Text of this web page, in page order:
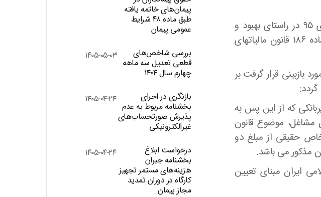
پیرو بخشنامه های شماره ۲۰۰/۴۱۶۷ مورخ ۱ خرداد ۹۱ و شماره ۲۰۰/۹۵/۶۵ مورخ ۱ دی ۹۵ در راستای بهبود و
ارتقاء فضای کسب و کار، حدنصاب مذکور در ماده ۱ ضوابط اجرایی موضوع تبصره ۱ ماده ۱۸۶ قانون مالیاتهای
قرار گرفت بر
که از این پس به
مشاغل، موضوع قانون
حقیقی از مبلغ دو
ایران مبنای تعیین
پیمان‌های خاتمه یافته
طبق ماده ۴۸ شرایط
عمومی پیمان
بررسی شاخص‌های
قطعی تعدیل سه ماهه
چهارم سال ۱۴۰۴
۱۴۰۵-۰۵-۰۳
بازنگری در اجرای
بخشنامه مربوط به عدم
پذیرش صورتحساب‌های
غیرالکترونیکی
۱۴۰۵-۰۴-۲۴
درخواست ابلاغ
بخشنامه جبران
هزینه‌های مستمر تجهیز
کارگاه در دوران تمدید
مجاز پیمان
۱۴۰۵-۰۴-۲۴